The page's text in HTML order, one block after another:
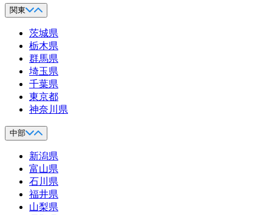
関東
茨城県
栃木県
群馬県
埼玉県
千葉県
東京都
神奈川県
中部
新潟県
富山県
石川県
福井県
山梨県